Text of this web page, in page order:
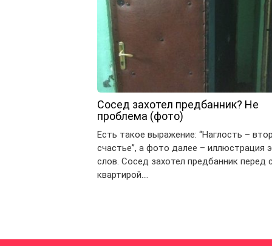
Сосед захотел предбанник? Не
проблема (фото)
Есть такое выражение: “Наглость –
счастье”, а фото далее – иллюстрация
слов. Сосед захотел предбанник перед
квартирой….